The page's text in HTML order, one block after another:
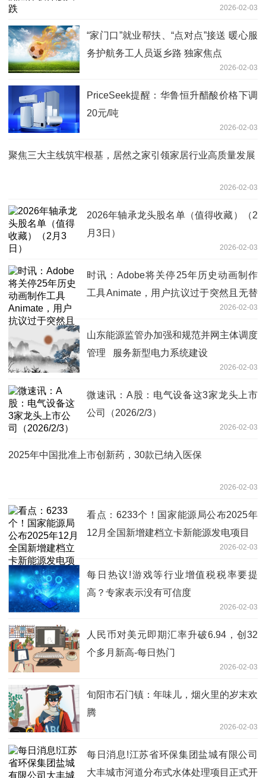
2026-02-03
“家门口”就业帮扶、“点对点”接送 暖心服
务护航务工人员返乡路 独家焦点
2026-02-03
PriceSeek提醒：华鲁恒升醋酸价格下调
20元/吨
2026-02-03
聚焦三大主线筑牢根基，居然之家引领家居行业高质量发展
2026-02-03
2026年轴承龙头股名单（值得收藏）（2
月3日）
2026-02-03
时讯：Adobe将关停25年历史动画制作
工具Animate，用户抗议过于突然且无替
2026-02-03
山东能源监管办加强和规范并网主体调度
管理 服务新型电力系统建设
2026-02-03
微速讯：A股：电气设备这3家龙头上市
公司（2026/2/3）
2026-02-03
2025年中国批准上市创新药，30款已纳入医保
2026-02-03
看点：6233个！国家能源局公布2025年
12月全国新增建档立卡新能源发电项目
2026-02-03
每日热议!游戏等行业增值税税率要提
高？专家表示没有可信度
2026-02-03
人民币对美元即期汇率升破6.94，创32
个多月新高-每日热门
2026-02-03
旬阳市石门镇：年味儿，烟火里的岁末欢
腾
2026-02-03
每日消息!江苏省环保集团盐城有限公司
大丰城市河道分布式水体处理项目正式开